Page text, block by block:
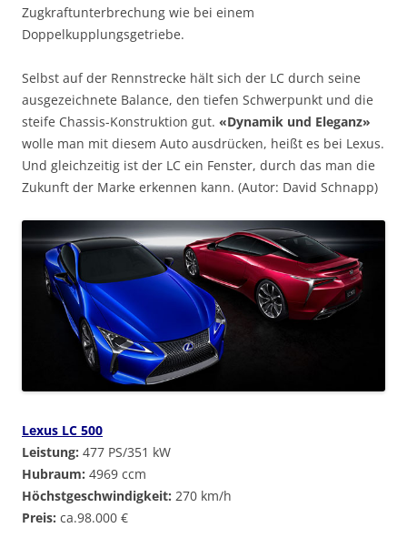
Zugkraftunterbrechung wie bei einem
Doppelkupplungsgetriebe.
Selbst auf der Rennstrecke hält sich der LC durch seine
ausgezeichnete Balance, den tiefen Schwerpunkt und die
steife Chassis-Konstruktion gut. «Dynamik und Eleganz»
wolle man mit diesem Auto ausdrücken, heißt es bei Lexus.
Und gleichzeitig ist der LC ein Fenster, durch das man die
Zukunft der Marke erkennen kann. (Autor: David Schnapp)
Lexus LC 500
Leistung: 477 PS/351 kW
Hubraum: 4969 ccm
Höchstgeschwindigkeit: 270 km/h
Preis: ca.98.000 €